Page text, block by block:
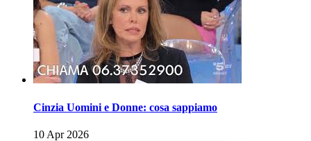
Cinzia Uomini e Donne: cosa sappiamo
10 Apr 2026